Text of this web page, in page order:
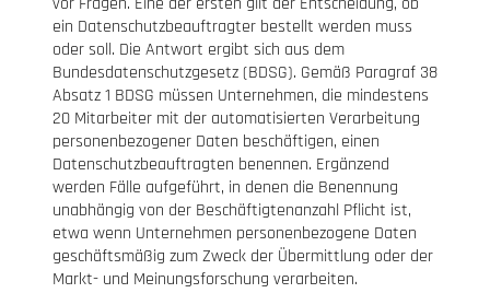
ein Datenschutzbeauftragter bestellt werden muss
oder soll. Die Antwort ergibt sich aus dem
Bundesdatenschutzgesetz (BDSG). Gemäß Paragraf 38
Absatz 1 BDSG müssen Unternehmen, die mindestens
20 Mitarbeiter mit der automatisierten Verarbeitung
personenbezogener Daten beschäftigen, einen
Datenschutzbeauftragten benennen. Ergänzend
werden Fälle aufgeführt, in denen die Benennung
unabhängig von der Beschäftigtenanzahl Pflicht ist,
etwa wenn Unternehmen personenbezogene Daten
geschäftsmäßig zum Zweck der Übermittlung oder der
Markt- und Meinungsforschung verarbeiten.